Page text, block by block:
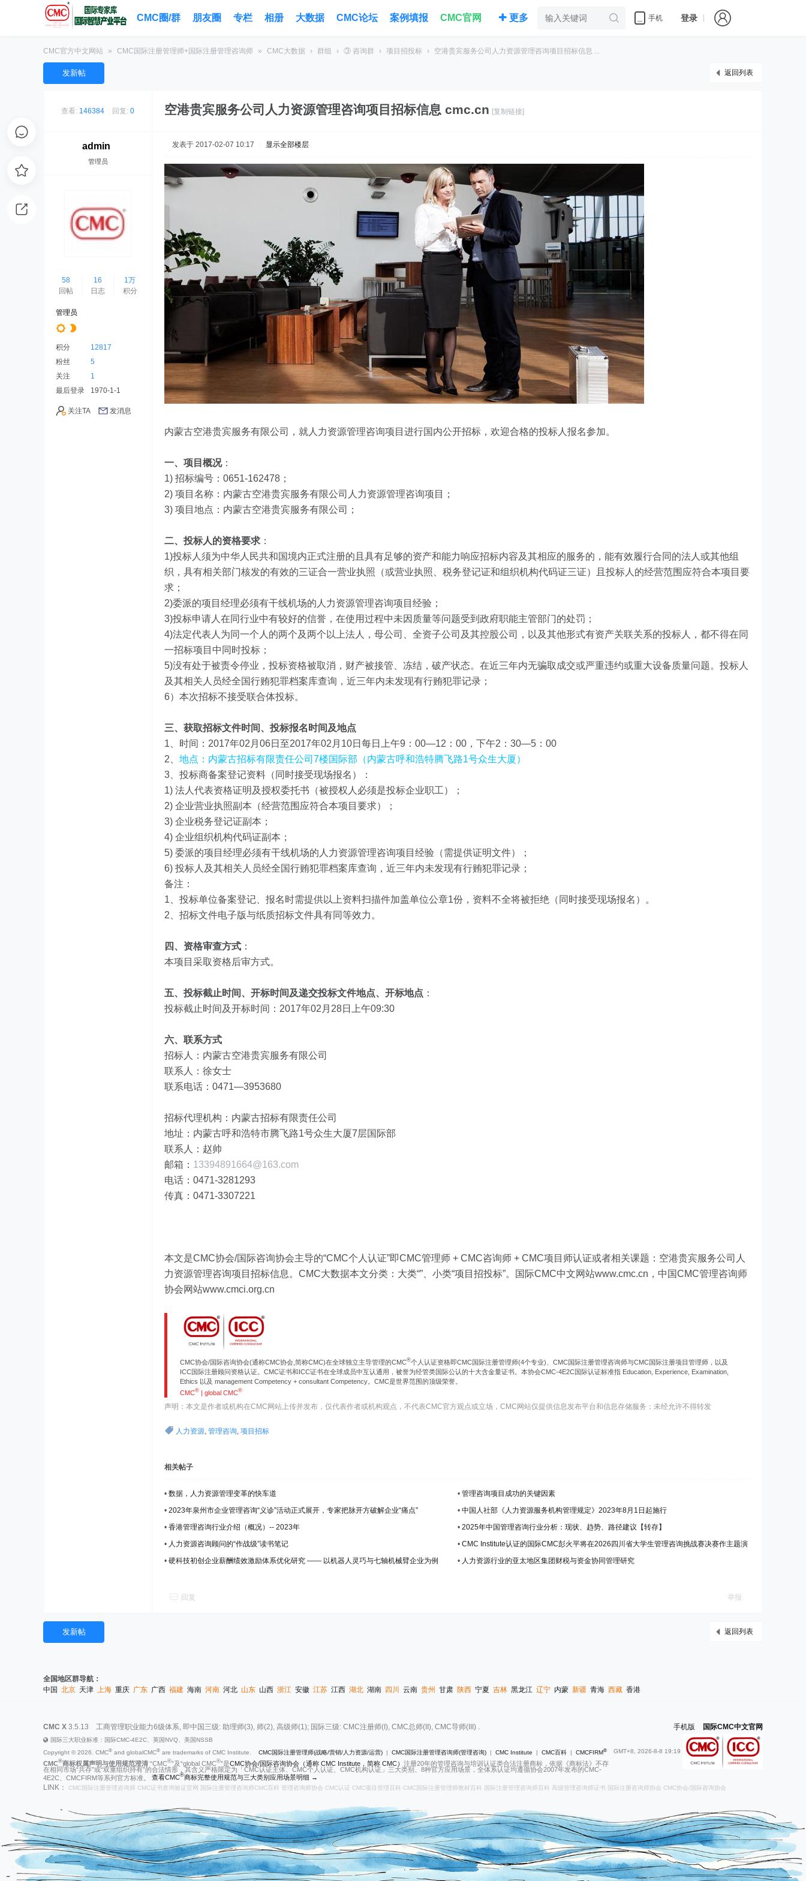
CMC圈/群 朋友圈 专栏 相册 大数据 CMC论坛 案例填报 CMC官网 更多 手机 登录
CMC官方中文网站 » CMC国际注册管理师+国际注册管理咨询师 » CMC大数据 › 群组 › ③ 咨询群 › 项目招投标 › 空港贵宾服务公司人力资源管理咨询项目招标信息 ...
返回列表
发新帖
查看: 146384 回复: 0 空港贵宾服务公司人力资源管理咨询项目招标信息 cmc.cn [复制链接]
admin
管理员
58
回帖
16
日志
1万
积分
管理员
积分
12817
粉丝
5
关注
1
最后登录
1970-1-1
关注TA 发消息
发表于 2017-02-07 10:17 显示全部楼层
内蒙古空港贵宾服务有限公司，就 人力资源管理咨询项目进行国内公开招标，欢迎合格的投标人报名参加。
一、项目概况：
1) 招标编号：0651-162478；
2) 项目名称：内蒙古空港贵宾服务有限公司人力资源管理咨询项目；
3) 项目地点：内蒙古空港贵宾服务有限公司；
二、投标人的资格要求 ：
1)投标人须为中华人民共和国境内正式注册的且具有足够的资产和能力响应招标内容及其相应的服务的，能有效履行合同的法人或其他组
织，具有相关部门核发的有效的三证合一营业执照（或营业执照、税务登记证和组织机构代码证三证）且投标人的经营范围应符合本项目要
求；
2)委派的项目经理必须有干线机场的人力资源管理咨询项目经验；
3)投标申请人在同行业中有较好的信誉，在使用过程中未因质量等问题受到政府职能主管部门的处罚；
4)法定代表人为同一个人的两个及两个以上法人，母公司、全资子公司及其控股公司，以及其他形式有资产关联关系的投标人，都不得在同
一招标项目中同时投标；
5)没有处于被责令停业，投标资格被取消，财产被接管、冻结，破产状态。在近三年内无骗取成交或严重违约或重大设备质量问题。投标人
及其相关人员经全国行贿犯罪档案库查询，近三年内未发现有行贿犯罪记录；
6）本次招标不接受联合体投标。
三、获取招标文件时间、投标报名时间及地点
1、时间：2017年02月06日至2017年02月10日每日上午9：00—12：00，下午2：30—5：00
2、 地点：内蒙古招标有限责任公司7楼国际部（内蒙古呼和浩特腾飞路1号众生大厦）
3、投标商备案登记资料（同时接受现场报名）：
1) 法人代表资格证明及授权委托书（被授权人必须是投标企业职工）；
2) 企业营业执照副本（经营范围应符合本项目要求）；
3) 企业税务登记证副本；
4) 企业组织机构代码证副本；
5) 委派的项目经理必须有干线机场的人力资源管理咨询项目经验（需提供证明文件）；
6) 投标人及其相关人员经全国行贿犯罪档案库查询，近三年内未发现有行贿犯罪记录；
备注：
1、投标单位备案登记、报名时需提供以上资料扫描件加盖单位公章1份，资料不全将被拒绝（同时接受现场报名）。
2、招标文件电子版与纸质招标文件具有同等效力。
四、资格审查方式 ：
本项目采取资格后审方式。
五、投标截止时间、开标时间及递交投标文件地点、开标地点 ：
投标截止时间及开标时间：2017年02月28日上午09:30
六、联系方式
招标人：内蒙古空港贵宾服务有限公司
联系人：徐女士
联系电话：0471—3953680
招标代理机构：内蒙古招标有限责任公司
地址：内蒙古呼和浩特市腾飞路1号众生大厦7层国际部
联系人：赵帅
邮箱： 13394891664@163.com
电话：0471-3281293
传真：0471-3307221
本文是CMC协会/国际咨询协会主导的“CMC个人认证”即CMC管理师 + CMC咨询师 + CMC项目师认证或者相关课题：空港贵宾服务公司人
力资源管理咨询项目招标信息。CMC大数据本文分类：大类“”、小类“项目招投标”。国际CMC中文网站www.cmc.cn，中国CMC管理咨询师
协会网站www.cmci.org.cn
CMC协会/国际咨询协会(通称CMC协会,简称CMC)在全球独立主导管理的CMC®个人认证资格即CMC国际注册管理师(4个专业)、CMC国际注册管理咨询师与CMC国际注册项目管理师，以及
ICC国际注册顾问资格认证。CMC证书和ICC证书在全球成员中互认通用，被誉为经管类国际公认的十大含金量证书。本协会CMC-4E2C国际认证标准指 Education, Experience, Examination,
Ethics 以及 management Competency + consultant Competency。CMC是世界范围的顶级荣誉。
CMC® | global CMC®
声明：本文是作者或机构在CMC网站上传并发布，仅代表作者或机构观点，不代表CMC官方观点或立场，CMC网站仅提供信息发布平台和信息存储服务；未经允许不得转发
人力资源, 管理咨询, 项目招标
相关帖子
• 数据，人力资源管理变革的快车道 • 管理咨询项目成功的关键因素
• 2023年泉州市企业管理咨询“义诊”活动正式展开，专家把脉开方破解企业“痛点” • 中国人社部《人力资源服务机构管理规定》2023年8月1日起施行
• 香港管理咨询行业介绍（概况）-- 2023年 • 2025年中国管理咨询行业分析：现状、趋势、路径建议【转存】
• 人力资源咨询顾问的“作战级”读书笔记 • CMC Institute认证的国际CMC彭火平将在2026四川省大学生管理咨询挑战赛决赛作主题演
• 硬科技初创企业薪酬绩效激励体系优化研究 —— 以机器人灵巧与七轴机械臂企业为例 • 人力资源行业的亚太地区集团财税与资金协同管理研究
回复 举报
返回列表
发新帖
全国地区群导航：
中国 北京 天津 上海 重庆 广东 广西 福建 海南 河南 河北 山东 山西 浙江 安徽 江苏 江西 湖北 湖南 四川 云南 贵州 甘肃 陕西 宁夏 吉林 黑龙江 辽宁 内蒙 新疆 青海 西藏 香港
手机版 国际CMC中文官网
GMT+8, 2026-8-8 19:19
CMC X 3.5.13 工商管理职业能力6级体系, 即中国三级: 助理师(3), 师(2), 高级师(1); 国际三级: CMC注册师(I), CMC总师(II), CMC导师(III) .
国际三大职业标准：国际CMC-4E2C、英国NVQ、美国NSSB
Copyright © 2026. CMC® and globalCMC® are trademarks of CMC Institute. CMC国际注册管理师(战略/营销/人力资源/运营) | CMC国际注册管理咨询师(管理咨询) | CMC Institute | CMC百科 | CMCFIRM®
CMC®商标权属声明与使用规范澄清 “CMC®”及“global CMC®”是CMC协会/国际咨询协会（通称 CMC Institute，简称 CMC） 注册20年的管理咨询与培训认证类合法注册商标，依据《商标法》不存
在相同市场“共存”或“双重组织持有”的合法情形，其含义严格限定为「CMC认证主体、CMC个人认证、CMC机构认证」三大类别、8种官方应用场景，全体系认证均遵循协会2007年发布的CMC-
4E2C、CMCFIRM等系列官方标准。 查看CMC®商标完整使用规范与三大类别应用场景明细 →
LINK： CMC国际注册管理咨询师 CMC证书查询验证官网 国际注册管理咨询师CMC百科 管理咨询师协会 CMC认证 CMC项目管理百科 CMC国际注册管理师教材百科 国际注册管理咨询师百科 高级管理咨询师证书 国际注册咨询师协会 CMC协会/国际咨询协会